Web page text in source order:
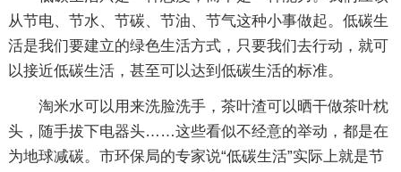
从节电、节水、节碳、节油、节气这种小事做起。低碳生
活是我们要建立的绿色生活方式，只要我们去行动，就可
以接近低碳生活，甚至可以达到低碳生活的标准。
淘米水可以用来洗脸洗手，茶叶渣可以晒干做茶叶枕
头，随手拔下电器头……这些看似不经意的举动，都是在
为地球减碳。市环保局的专家说“低碳生活”实际上就是节